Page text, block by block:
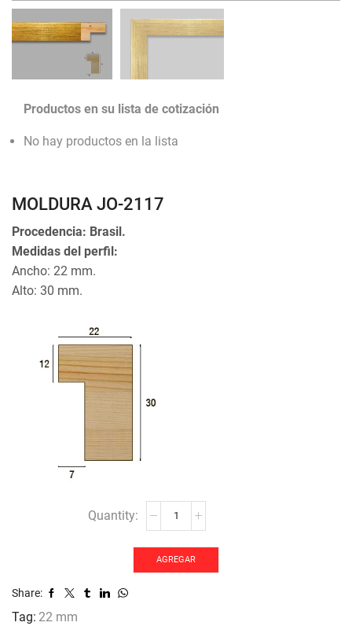
Productos en su lista de cotización
No hay productos en la lista
MOLDURA JO-2117
Procedencia: Brasil.
Medidas del perfil:
Ancho: 22 mm.
Alto: 30 mm.
cantidad
AGREGAR
Share:
Tag: 22 mm